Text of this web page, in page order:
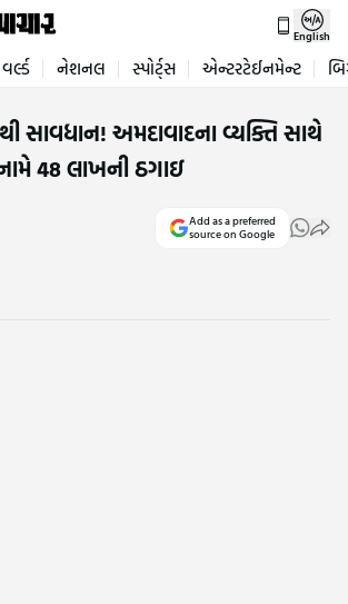
English
વર્લ્ડ નેશનલ સ્પોર્ટ્સ એન્ટરટેઈનમેન્ટ
સાવધાન! અમદાવાદના વ્યક્તિ સાથે
48 લાખની ઠગાઇ
Add as a preferred
source on Google